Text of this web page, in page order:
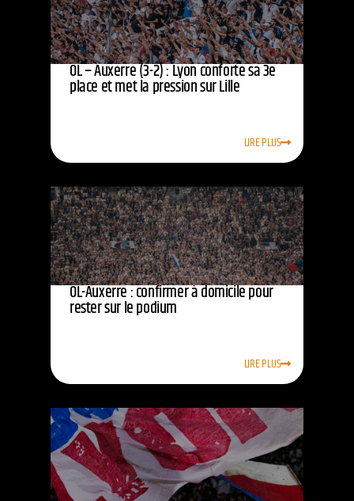
OL – Auxerre (3-2) : Lyon conforte sa 3e
place et met la pression sur Lille
LIRE PLUS
OL-Auxerre : confirmer à domicile pour
rester sur le podium
LIRE PLUS